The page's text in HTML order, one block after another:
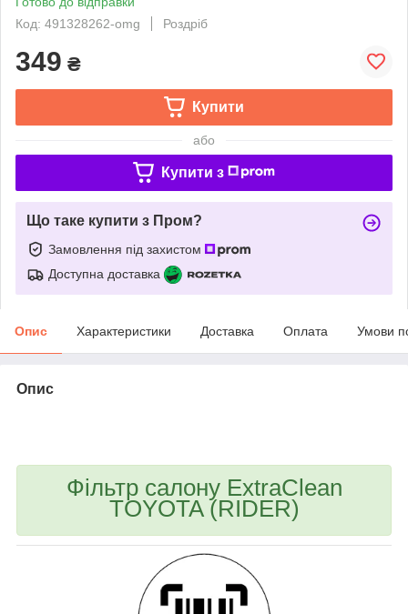
Код: 491328262-omg
Роздріб
349 ₴
Купити
або
Купити з
Що таке купити з Пром?
Замовлення під захистом
Доступна доставка
Опис Характеристики Доставка Оплата Умови
Опис
Фільтр салону ExtraClean
TOYOTA (RIDER)